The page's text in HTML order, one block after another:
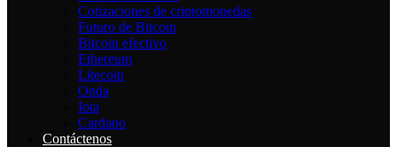
Cotizaciones de criptomonedas
Futuro de Bitcoin
Bitcoin efectivo
Ethereum
Litecoin
Onda
Iota
Cardano
Contáctenos